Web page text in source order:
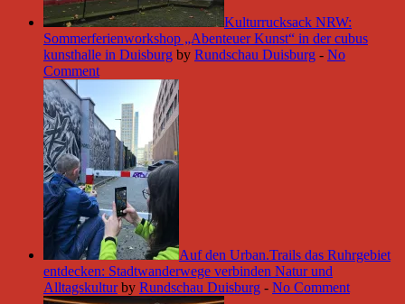
Kulturrucksack NRW:
Sommerferienworkshop „Abenteuer Kunst“ in der cubus
kunsthalle in Duisburg by Rundschau Duisburg - No
Comment
Auf den Urban.Trails das Ruhrgebiet
entdecken: Stadtwanderwege verbinden Natur und
Alltagskultur by Rundschau Duisburg - No Comment